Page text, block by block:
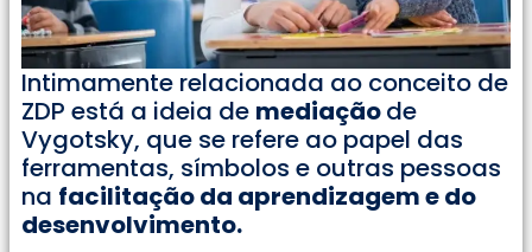
Intimamente relacionada ao conceito de
ZDP está a ideia de mediaçãode
Vygotsky, que se refere ao papel das
ferramentas, símbolos e outras pessoas
na facilitação da aprendizagem e do
desenvolvimento.